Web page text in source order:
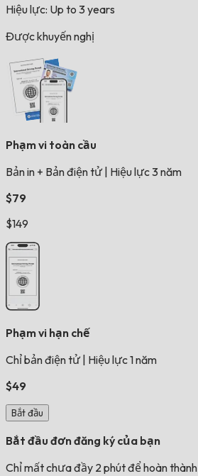
Hiệu lực: Up to 3 years
Được khuyến nghị
Phạm vi toàn cầu
Bản in + Bản điện tử Hiệu lực 3 năm
$79
$149
Phạm vi hạn chế
Chỉ bản điện tử Hiệu lực 1 năm
$49
Bắt đầu
Bắt đầu đơn đăng ký của bạn
Chỉ mất chưa đầy 2 phút để hoàn thành